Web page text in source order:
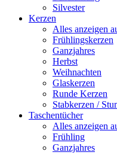
Silvester
Kerzen
Alles anzeigen
Frühlingskerzen
Ganzjahres
Herbst
Weihnachten
Glaskerzen
Runde Kerzen
Stabkerzen /
Taschentücher
Alles anzeigen
Frühling
Ganzjahres